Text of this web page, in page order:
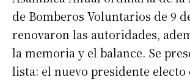
de Bomberos Voluntarios de 9
renovaron las autoridades,
la memoria y el balance. Se
lista: el nuevo presidente electo